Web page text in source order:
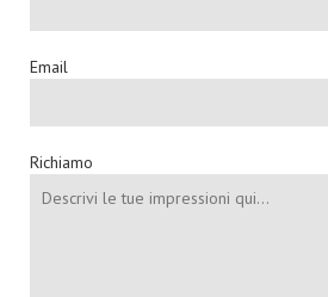
Email
Richiamo